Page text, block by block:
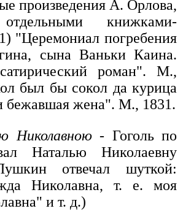
произведения А. Орлова,
книжками-
"Церемониал погребения
сына Ваньки Каина.
сатирический роман". М.,
был бы сокол да курица
бежавшая жена". М., 1831.
Николавною- Гоголь по
Наталью Николаевну
отвечал шуткой:
Николавна, т. е. моя
и т. д.)